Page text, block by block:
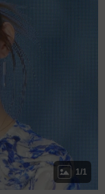
1/1